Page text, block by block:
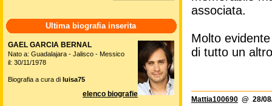
associata.
Molto
di tutto un
Mattia100690 @ 28/
Ultima biografia inserita
GAEL GARCIA BERNAL
Nato a: Guadalajara - Jalisco - Messico
il: 30/11/1978
Biografia a cura di luisa75
elenco biografie